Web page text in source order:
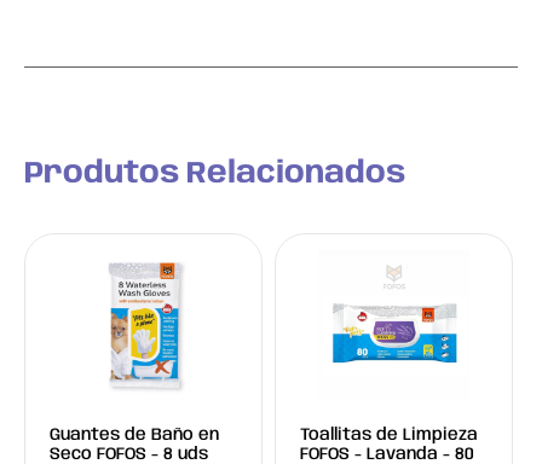
Produtos Relacionados
Guantes de Baño en
Seco FOFOS - 8 uds
Toallitas de Limpieza
FOFOS - Lavanda - 80